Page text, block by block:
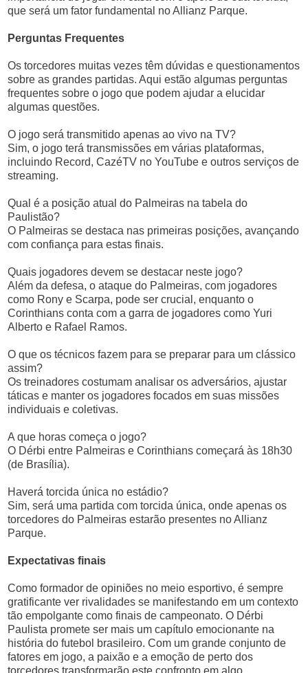
que será um fator fundamental no Allianz Parque.
Perguntas Frequentes
Os torcedores muitas vezes têm dúvidas e questionamentos
sobre as grandes partidas. Aqui estão algumas perguntas
frequentes sobre o jogo que podem ajudar a elucidar
algumas questões.
O jogo será transmitido apenas ao vivo na TV?
Sim, o jogo terá transmissões em várias plataformas,
incluindo Record, CazéTV no YouTube e outros serviços de
streaming.
Qual é a posição atual do Palmeiras na tabela do
Paulistão?
O Palmeiras se destaca nas primeiras posições, avançando
com confiança para estas finais.
Quais jogadores devem se destacar neste jogo?
Além da defesa, o ataque do Palmeiras, com jogadores
como Rony e Scarpa, pode ser crucial, enquanto o
Corinthians conta com a garra de jogadores como Yuri
Alberto e Rafael Ramos.
O que os técnicos fazem para se preparar para um clássico
assim?
Os treinadores costumam analisar os adversários, ajustar
táticas e manter os jogadores focados em suas missões
individuais e coletivas.
A que horas começa o jogo?
O Dérbi entre Palmeiras e Corinthians começará às 18h30
(de Brasília).
Haverá torcida única no estádio?
Sim, será uma partida com torcida única, onde apenas os
torcedores do Palmeiras estarão presentes no Allianz
Parque.
Expectativas finais
Como formador de opiniões no meio esportivo, é sempre
gratificante ver rivalidades se manifestando em um contexto
tão empolgante como finais de campeonato. O Dérbi
Paulista promete ser mais um capítulo emocionante na
história do futebol brasileiro. Com um grande conjunto de
fatores em jogo, a paixão e a emoção de perto dos
torcedores transformarão este confronto em algo